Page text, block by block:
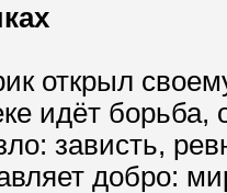
открыл
идёт борьба,
зависть,
добро: